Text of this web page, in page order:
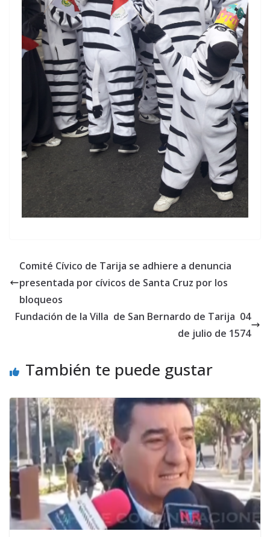
Comité Cívico de Tarija se adhiere a denuncia
presentada por cívicos de Santa Cruz por los
bloqueos
Fundación de la Villa de San Bernardo de Tarija 04
de julio de 1574
También te puede gustar